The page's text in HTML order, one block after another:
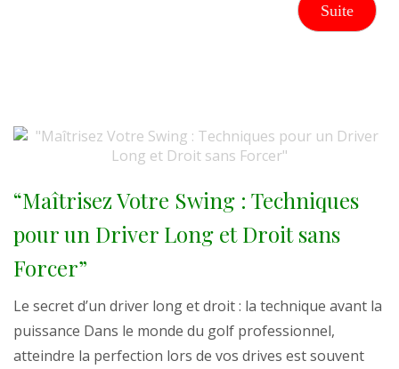
Suite
“Maîtrisez Votre Swing : Techniques
pour un Driver Long et Droit sans
Forcer”
Le secret d’un driver long et droit : la technique avant la
puissance Dans le monde du golf professionnel,
atteindre la perfection lors de vos drives est souvent